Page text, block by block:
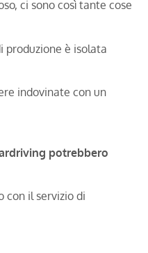
ci sono così tante cose
produzione è isolata
indovinate con un
potrebbero
con il servizio di